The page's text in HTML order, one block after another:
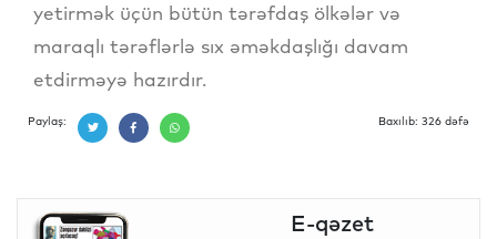
yetirmək üçün bütün tərəfdaş ölkələr və
maraqlı tərəflərlə sıx əməkdaşlığı davam
etdirməyə hazırdır.
Paylaş: Baxılıb: 326 dəfə
E-qəzet